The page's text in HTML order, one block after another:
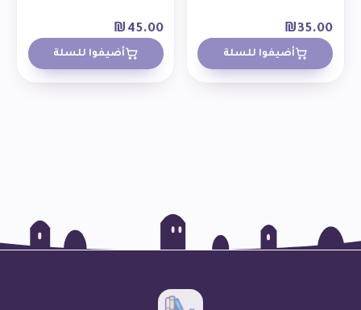
₪35.00
أضيفوا للسلة
₪ 45.00
أضيفوا للسلة